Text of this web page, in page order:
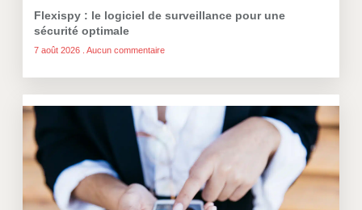
Flexispy : le logiciel de surveillance pour une
sécurité optimale
7 août 2026 Aucun commentaire